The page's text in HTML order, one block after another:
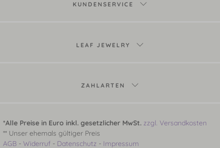
KUNDENSERVICE
LEAF JEWELRY
ZAHLARTEN
*Alle Preise in Euro inkl. gesetzlicher MwSt. zzgl. Versandkosten
** Unser ehemals gültiger Preis
AGB - Widerruf - Datenschutz - Impressum